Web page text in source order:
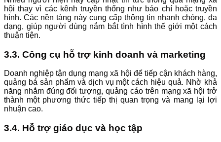
hội thay vì các kênh truyền thống như báo chí hoặc truyền
hình. Các nền tảng này cung cấp thông tin nhanh chóng, đa
dạng, giúp người dùng nắm bắt tình hình thế giới một cách
thuận tiện.
3.3. Công cụ hỗ trợ kinh doanh và marketing
Doanh nghiệp tận dụng mạng xã hội để tiếp cận khách hàng,
quảng bá sản phẩm và dịch vụ một cách hiệu quả. Nhờ khả
năng nhắm đúng đối tượng, quảng cáo trên mạng xã hội trở
thành một phương thức tiếp thị quan trọng và mang lại lợi
nhuận cao.
3.4. Hỗ trợ giáo dục và học tập